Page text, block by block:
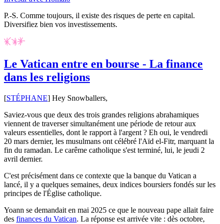
P.-S. Comme toujours, il existe des risques de perte en capital.
Diversifiez bien vos investissements.
Le Vatican entre en bourse - La finance
dans les religions
[STÉPHANE] Hey Snowballers,
Saviez-vous que deux des trois grandes religions abrahamiques
viennent de traverser simultanément une période de retour aux
valeurs essentielles, dont le rapport à l'argent ? Eh oui, le vendredi
20 mars dernier, les musulmans ont célébré l'Aïd el-Fitr, marquant la
fin du ramadan. Le carême catholique s'est terminé, lui, le jeudi 2
avril dernier.
C'est précisément dans ce contexte que la banque du Vatican a
lancé, il y a quelques semaines, deux indices boursiers fondés sur les
principes de l'Église catholique.
Yoann se demandait en mai 2025 ce que le nouveau pape allait faire
des finances du Vatican. La réponse est arrivée vite : dès octobre,